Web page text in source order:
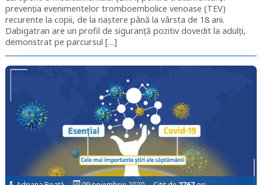
prevenția evenimentelor tromboembolice venoase (TEV)
recurente la copii, de la naștere până la vârsta de 18 ani.
Dabigatran are un profil de siguranță pozitiv dovedit la adulți,
demonstrat pe parcursul […]